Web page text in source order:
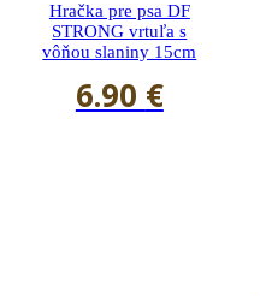
Hračka pre psa DF
STRONG vrtuľa s
vôňou slaniny 15cm
6.90 €